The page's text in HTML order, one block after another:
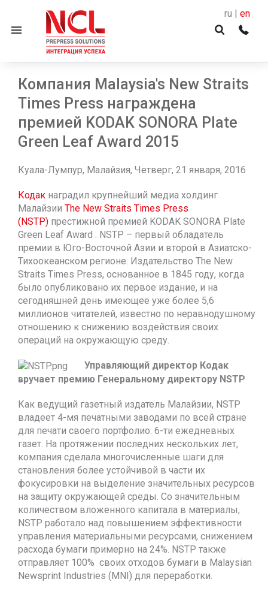
Menu
ru |en
Компания Malaysia's New Straits
Times Press награждена
премией KODAK SONORA Plate
Green Leaf Award 2015
Куала-Лумпур, Малайзия, Четверг, 21 января, 2016
Кодак наградил крупнейший медиа холдинг
Малайзии The New Straits Times Press
(NSTP) престижной премией KODAK SONORA Plate
Green Leaf Award . NSTP – первый обладатель
премии в Юго-Восточной Азии и второй в Азиатско-
Тихоокеанском регионе. Издательство The New
Straits Times Press, основанное в 1845 году, когда
было опубликовано их первое издание, и на
сегодняшней день имеющее уже более 5,6
миллионов читателей, известно по неравнодушному
отношению к снижению воздействия своих
операций на окружающую среду.
Управляющий директор Кодак
вручает премию Генеральному директору NSTP
Как ведущий газетный издатель Малайзии, NSTP
владеет 4-мя печатными заводами по всей стране
для печати своего портфолио: 6-ти ежедневных
газет. На протяжении последних нескольких лет,
компания сделала многочисленные шаги для
становления более устойчивой в части их
фокусировки на выделение значительных ресурсов
на защиту окружающей среды. Со значительным
количеством вложенного капитала в материалы,
NSTP работало над повышением эффективности
управления материальными ресурсами, снижением
расхода бумаги примерно на 24%. NSTP также
отправляет 100% своих отходов бумаги в Malaysian
Newsprint Industries (MNI) для переработки.